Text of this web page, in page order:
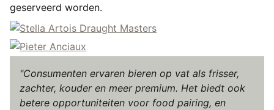
geserveerd worden.
"Consumenten ervaren bieren op vat als frisser,
zachter, kouder en meer premium. Het biedt ook
betere opportuniteiten voor food pairing, en